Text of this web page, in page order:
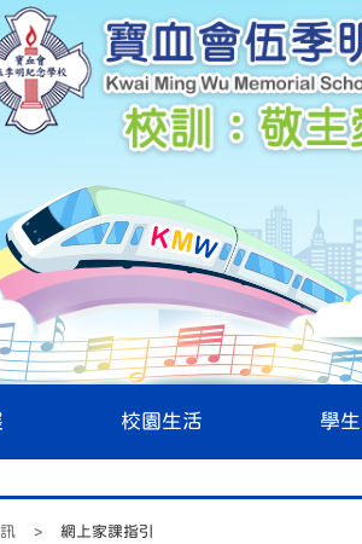
校園生活 學
> 網上家課指引